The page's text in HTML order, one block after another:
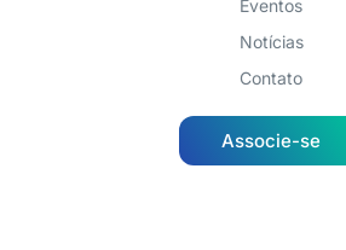
Eventos
Notícias
Contato
Associe-se